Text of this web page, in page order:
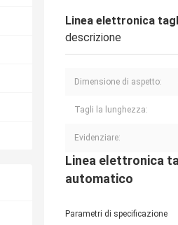
Linea elettronica
descrizione
Dimensione di aspetto:
Tagli la lunghezza:
Evidenziare:
Linea elettronica
automatico
Parametri di specificazione